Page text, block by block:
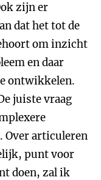
zijn er
dat het tot de
om inzicht
en daar
ontwikkelen.
juiste vraag
Over articuleren
punt voor
doen, zal ik